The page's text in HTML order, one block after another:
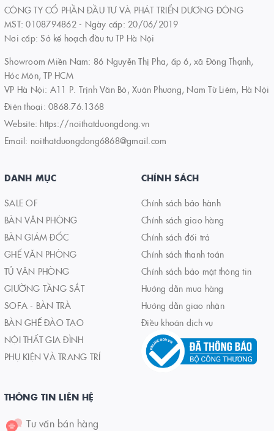
CÔNG TY CỔ PHẦN ĐẦU TƯ VÀ PHÁT TRIỂN DƯƠNG ĐÔNG
MST: 0108794862 - Ngày cấp: 20/06/2019
Nơi cấp: Sở kế hoạch đầu tư TP Hà Nội
Showroom Miền Nam: 86 Nguyễn Thị Pha, ấp 6, xã Đông Thạnh,
Hóc Môn, TP HCM
VP Hà Nội: A11 P. Trịnh Văn Bô, Xuân Phương, Nam Từ Liêm, Hà Nội
Điện thoại: 0868.76.1368
Website: https://noithatduongdong.vn
Email: noithatduongdong6868@gmail.com
DANH MỤC
SALE OF
BÀN VĂN PHÒNG
BÀN GIÁM ĐỐC
GHẾ VĂN PHÒNG
TỦ VĂN PHÒNG
GIƯỜNG TẦNG SẮT
SOFA - BÀN TRÀ
BÀN GHẾ ĐÀO TẠO
NỘI THẤT GIA ĐÌNH
PHỤ KIỆN VÀ TRANG TRÍ
CHÍNH SÁCH
Chính sách bảo hành
Chính sách giao hàng
Chính sách đổi trả
Chính sách thanh toán
Chính sách bảo mật thông tin
Hướng dẫn mua hàng
Hướng dẫn giao nhận
Điều khoản dịch vụ
THÔNG TIN LIÊN HỆ
Tư vấn bán hàng